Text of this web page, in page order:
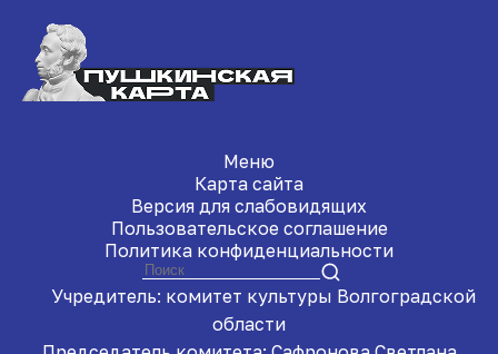
Учредитель: комитет культуры Волгоградской
области
Меню
Карта сайта
Версия для слабовидящих
Пользовательское соглашение
Политика конфиденциальности